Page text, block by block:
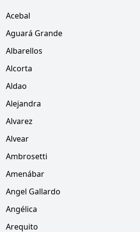
Acebal
Aguará Grande
Albarellos
Alcorta
Aldao
Alejandra
Alvarez
Alvear
Ambrosetti
Amenábar
Angel Gallardo
Angélica
Arequito